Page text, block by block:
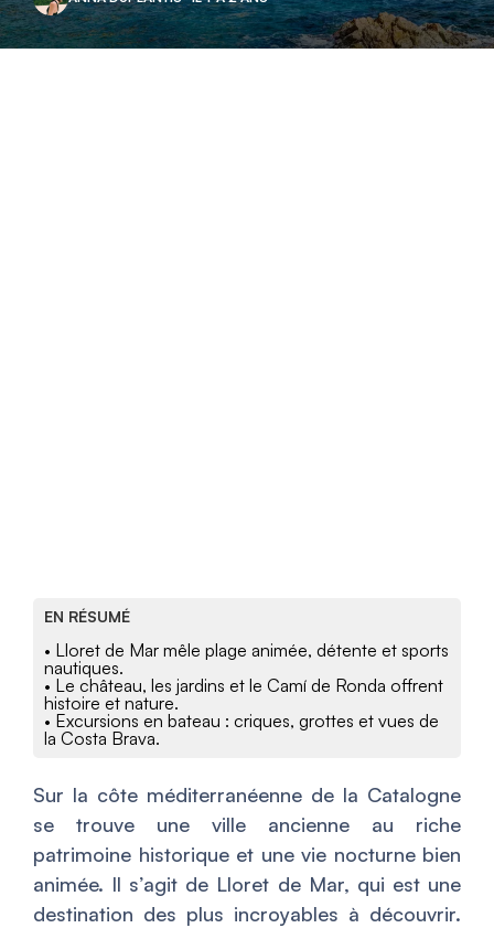
EN RÉSUMÉ
• Lloret de Mar mêle plage animée, détente et sports
nautiques.
• Le château, les jardins et le Camí de Ronda offrent
histoire et nature.
• Excursions en bateau : criques, grottes et vues de
la Costa Brava.
Sur la côte méditerranéenne de la Catalogne
se trouve une ville ancienne au riche
patrimoine historique et une vie nocturne bien
animée. Il s’agit de Lloret de Mar, qui est une
destination des plus incroyables à découvrir.